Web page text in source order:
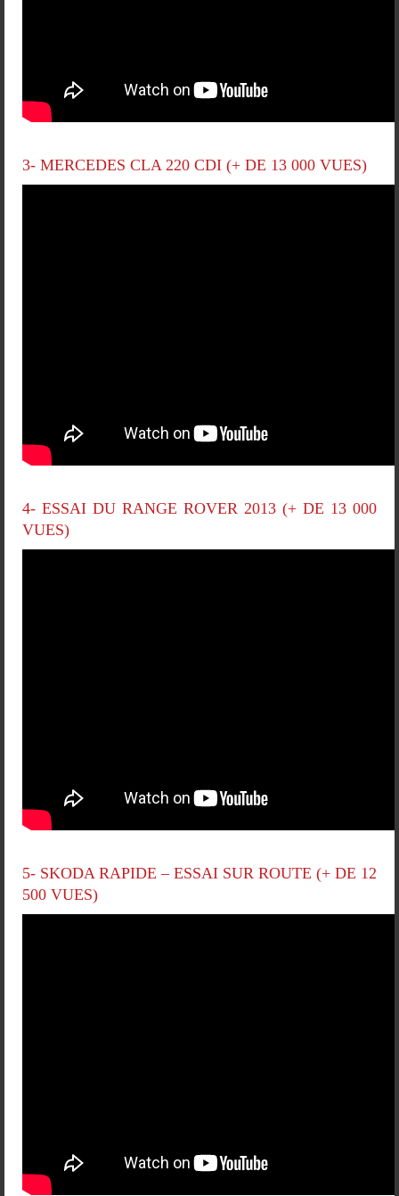
3- MERCEDES CLA 220 CDI (+ DE 13 000 VUES)
4- ESSAI DU RANGE ROVER 2013 (+ DE 13 000
VUES)
5- SKODA RAPIDE – ESSAI SUR ROUTE (+ DE 12
500 VUES)